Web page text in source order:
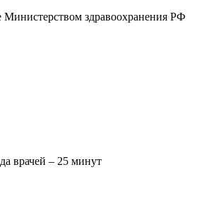
здравоохранения РФ
врачей – 25 минут